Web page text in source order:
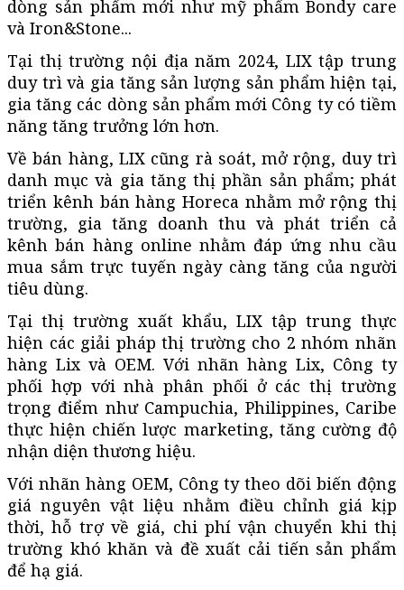
dòng sản phẩm mới như mỹ phẩm Bondy care
và Iron&Stone...
Tại thị trường nội địa năm 2024, LIX tập trung
duy trì và gia tăng sản lượng sản phẩm hiện tại,
gia tăng các dòng sản phẩm mới Công ty có tiềm
năng tăng trưởng lớn hơn.
Về bán hàng, LIX cũng rà soát, mở rộng, duy trì
danh mục và gia tăng thị phần sản phẩm; phát
triển kênh bán hàng Horeca nhằm mở rộng thị
trường, gia tăng doanh thu và phát triển cả
kênh bán hàng online nhằm đáp ứng nhu cầu
mua sắm trực tuyến ngày càng tăng của người
tiêu dùng.
Tại thị trường xuất khẩu, LIX tập trung thực
hiện các giải pháp thị trường cho 2 nhóm nhãn
hàng Lix và OEM. Với nhãn hàng Lix, Công ty
phối hợp với nhà phân phối ở các thị trường
trọng điểm như Campuchia, Philippines, Caribe
thực hiện chiến lược marketing, tăng cường độ
nhận diện thương hiệu.
Với nhãn hàng OEM, Công ty theo dõi biến động
giá nguyên vật liệu nhằm điều chỉnh giá kịp
thời, hỗ trợ về giá, chi phí vận chuyển khi thị
trường khó khăn và đề xuất cải tiến sản phẩm
để hạ giá.